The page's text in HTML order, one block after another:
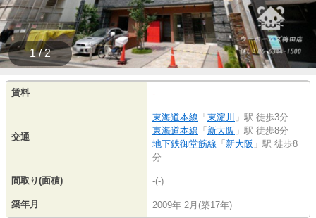
1 / 2
賃料 -
交通
東海道本線 「 東淀川 」駅 徒歩3分
東海道本線 「 新大阪 」駅 徒歩8分
地下鉄御堂筋線 「 新大阪 」駅 徒歩8
分
間取り(面積) -(-)
築年月 2009年 2月(築17年)